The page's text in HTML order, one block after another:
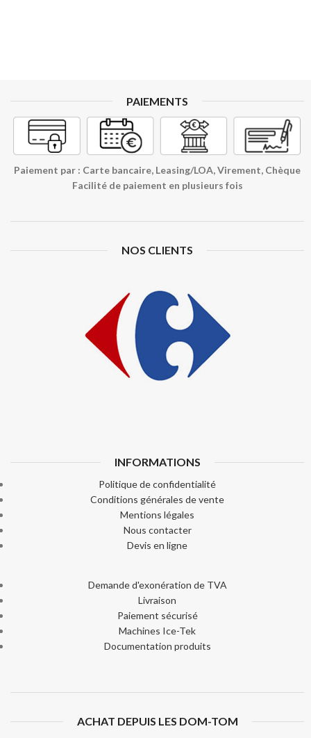
PAIEMENTS
Paiement par : Carte bancaire, Leasing/LOA, Virement, Chèque
Facilité de paiement en plusieurs fois
NOS CLIENTS
INFORMATIONS
Politique de confidentialité
Conditions générales de vente
Mentions légales
Nous contacter
Devis en ligne
Demande d'exonération de TVA
Livraison
Paiement sécurisé
Machines Ice-Tek
Documentation produits
ACHAT DEPUIS LES DOM-TOM